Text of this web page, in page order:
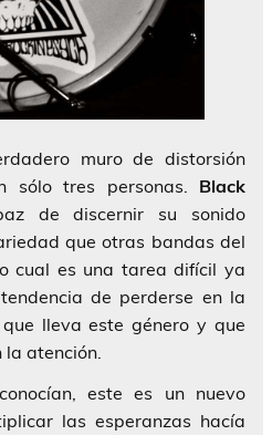
muro de distorsión
sólo tres personas. Black
de discernir su sonido
que otras bandas del
cual es una tarea difícil ya
de perderse en la
lleva este género y que
atención.
este es un nuevo
las esperanzas hacía